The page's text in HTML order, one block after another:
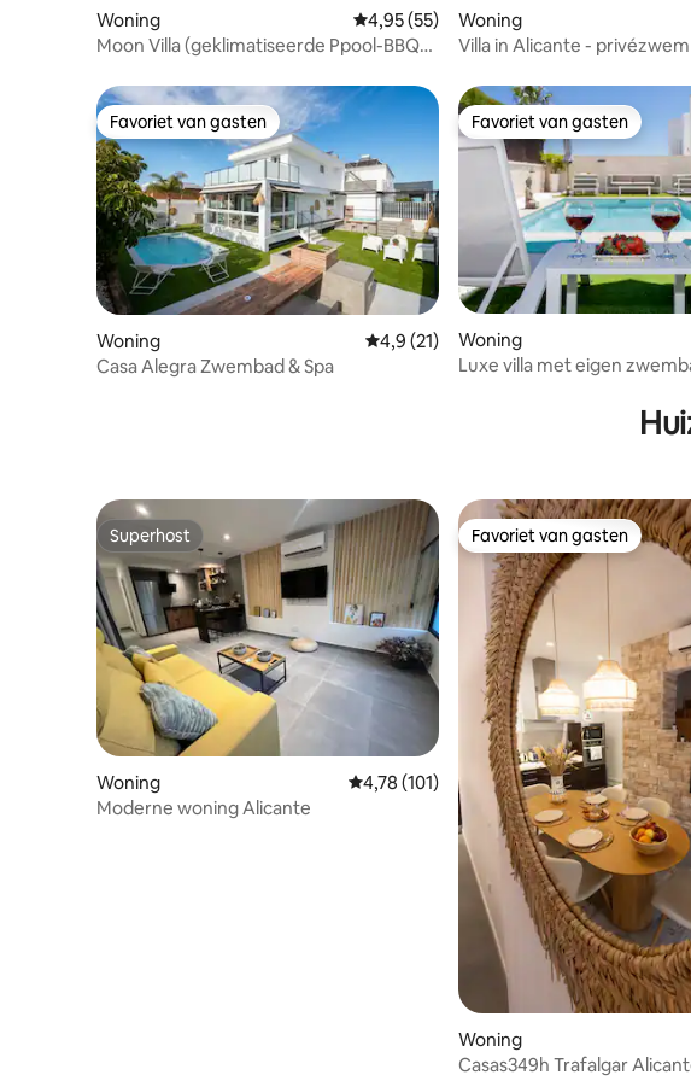
Woning Gemiddelde beoordeling van 4,95 uit 5,
4,95 (55)
Moon Villa (geklimatiseerde Ppool-BBQ-
Woning
Villa in Alicante -
Favoriet van gasten
Favoriet van gasten
Woning Gemiddelde beoordeling van 4,9 uit 5,
4,9 (21)
Casa Alegra Zwembad & Spa
Favoriet van gasten
Favoriet van gasten
Woning
Luxe villa met eigen
Superhost
Superhost
Woning Gemiddelde beoordeling van 4,78 uit 5,
4,78 (101)
Moderne woning Alicante
Favoriet van gasten
Favoriet van gasten
Woning
Casas349h Trafalgar